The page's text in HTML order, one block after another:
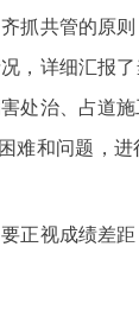
抓共管的原
，详细汇报
处治、占道
难和问题，进
正视成绩差